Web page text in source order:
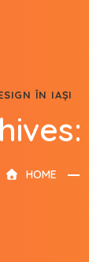
ÎN IAȘI
HOME